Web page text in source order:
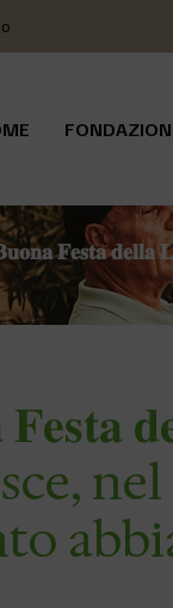
𝐁𝐮𝐨𝐧𝐚 𝐅𝐞𝐬𝐭𝐚